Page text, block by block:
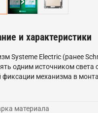
и характеристики
Systeme Electric (ранее
одним источником
фиксации механизма в
материала